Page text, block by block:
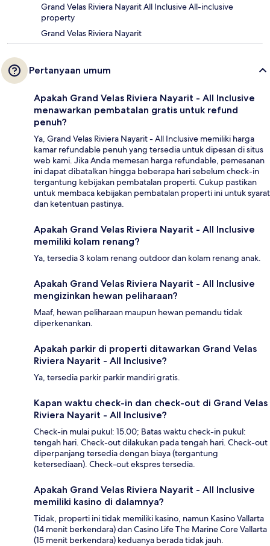
Grand Velas Riviera Nayarit All Inclusive All-inclusive
property
Grand Velas Riviera Nayarit
Pertanyaan umum
Apakah Grand Velas Riviera Nayarit - All Inclusive
menawarkan pembatalan gratis untuk refund
penuh?
Ya, Grand Velas Riviera Nayarit - All Inclusive memiliki harga
kamar refundable penuh yang tersedia untuk dipesan di situs
web kami. Jika Anda memesan harga refundable, pemesanan
ini dapat dibatalkan hingga beberapa hari sebelum check-in
tergantung kebijakan pembatalan properti. Cukup pastikan
untuk membaca kebijakan pembatalan properti ini untuk syarat
dan ketentuan pastinya.
Apakah Grand Velas Riviera Nayarit - All Inclusive
memiliki kolam renang?
Ya, tersedia 3 kolam renang outdoor dan kolam renang anak.
Apakah Grand Velas Riviera Nayarit - All Inclusive
mengizinkan hewan peliharaan?
Maaf, hewan peliharaan maupun hewan pemandu tidak
diperkenankan.
Apakah parkir di properti ditawarkan Grand Velas
Riviera Nayarit - All Inclusive?
Ya, tersedia parkir parkir mandiri gratis.
Kapan waktu check-in dan check-out di Grand Velas
Riviera Nayarit - All Inclusive?
Check-in mulai pukul: 15.00; Batas waktu check-in pukul:
tengah hari. Check-out dilakukan pada tengah hari. Check-out
diperpanjang tersedia dengan biaya (tergantung
ketersediaan). Check-out ekspres tersedia.
Apakah Grand Velas Riviera Nayarit - All Inclusive
memiliki kasino di dalamnya?
Tidak, properti ini tidak memiliki kasino, namun Kasino Vallarta
(14 menit berkendara) dan Casino Life The Marine Core Vallarta
(15 menit berkendara) keduanya berada tidak jauh.